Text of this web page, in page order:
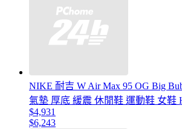
NIKE 耐吉 W Air Max 95 OG Big
氣墊 厚底 緩震 休閒鞋 運動鞋 女鞋
$4,931
$6,243